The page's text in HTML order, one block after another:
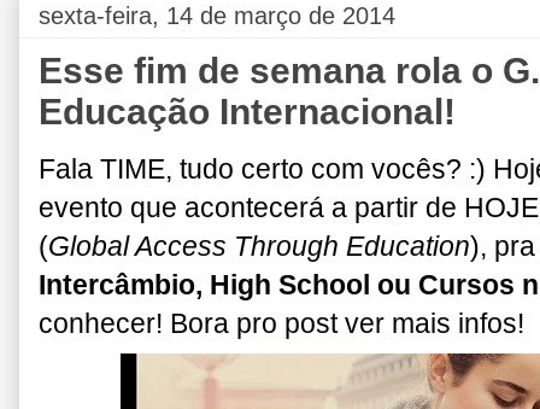
sexta-feira, 14 de março de 2014
Esse fim de semana rola o
Educação Internacional!
Fala TIME, tudo certo com vocês? :)
evento que acontecerá a partir de
(Global Access Through Education),
Intercâmbio, High School ou Cursos
conhecer! Bora pro post ver mais infos!